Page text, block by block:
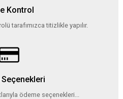
Kontrol
tarafımızca titizlikle yapılır.
Seçenekleri
ödeme seçenekleri...